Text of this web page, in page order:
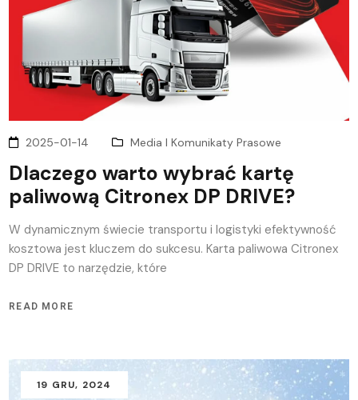
2025-01-14 Media I Komunikaty Prasowe
Dlaczego warto wybrać kartę
paliwową Citronex DP DRIVE?
W dynamicznym świecie transportu i logistyki efektywność
kosztowa jest kluczem do sukcesu. Karta paliwowa Citronex
DP DRIVE to narzędzie, które
READ MORE
19 GRU, 2024